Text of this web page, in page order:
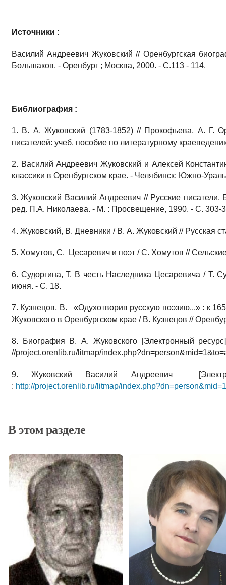
Источники :
Василий Андреевич Жуковский // Оренбургская
Большаков. - Оренбург ; Москва, 2000. - С.113 - 114.
Библиография :
1. В. А. Жуковский (1783-1852) // Прокофьева, А. Г.
писателей: учеб. пособие по литературному
2. Василий Андреевич Жуковский и Алексей
классики в Оренбургском крае. - Челябинск: Южно-
3. Жуковский Василий Андреевич // Русские
ред. П.А. Николаева. - М. : Просвещение, 1990. - С. 303-
4. Жуковский, В. Дневники / В. А. Жуковский // Русская
5. Хомутов, С. Цесаревич и поэт / С. Хомутов //
6. Судоргина, Т. В честь Наследника Цесаревича / Т.
июня. - С. 18.
7. Кузнецов, В. «Одухотворив русскую поэзию...» : к
Жуковского в Оренбургском крае / В. Кузнецов //
8. Биография В. А. Жуковского [Электронный
//project.orenlib.ru/litmap/
9. Жуковский Василий Андреевич
: http://project.orenlib.ru/litmap/
В этом разделе